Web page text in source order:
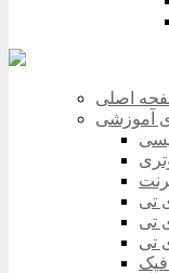
اصلی
آموزشی
تی
تی
تی